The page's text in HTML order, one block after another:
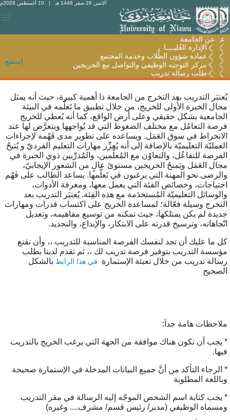
الإثنين 26 صفر 1448 هـ | 10 أغسطس 2026م
عن الجامعة
الإدارة العُليــــا
عمادة شؤون الطُّلاب وخدمة المجتمع
مركز التوجيه الوظيفي والتواصل مع الخريجين
طلب رسالة تدريب
عن الجامعة
الإدارة العُليــــا
عمادة شؤون الطُّلاب وخدمة المجتمع
مركز التوجيه الوظيفي والتواصل مع الخريجين
طلب رسالة تدريب
اِستمع
التدريب بعد التخرج من الجامعة ذا أهمية كبيرة، حيث أنه يمثل
الخبرة الأُولى للخريج، من خلال تطبيق ما تَعلَّمه في البيئة
بشكل حقيقي وعلى أرض الواقع، كما أنه يُعطي للخريج
التعامُل مع مختلف الضغوط التي قد يُواجهها ويتعرَّض لها عند
في سوق العَمَل. ويساعده على تطوير مدى فَهْمه لإجراءات
التعليميّة بالإضافة إلى أنه يُعزِّز مهارات التعليم الفرديّ و يُتيحُ
للتفاعُل، والتعاوُن مع المُعلِّمين، والمُدرِّبين ذوي الخبرة في
العَمَل ويَمنحُ الخريجين مستوىً عالٍ من الشعور الإيجابيّ،
نحو المهنة التي يرغبون في تَعلُّمها. يساعد الطالب على فَهْم
وخصائص الفئة التي يعمل معها، ومعرفة الأدوات،
التعليميّة المُستخدَمة مع هذه الفِئة. يُعتبَر التدريب بعد
وسيلة فعّالة؛ لمساعدة الخريج على اكتساب قدرات ومهارات
لم يكن يمتلكها، حيث تمكنه من توسيع مفاهيمه، وتعديل
وترسيخ قدرته على الابتكار، والإبداع، والتجديد.
ما عليك أن تجد لنفسك الفرصة المناسبة للتدريب ،، وأن تقنع
التدريب بتوفير فرصة تدريب لك ،، ثم تقدم لدينا بطلب
تدريب من خلال تعبئة الإستمارةفي هذا الرابطبالشكل
هامة جداَ:
يجب أن تكون هناك موافقة من الجهة التي يرغب الخريج بالتدريب
الرجاء التأكد من أنَّ جميع البيانات المدخلة في الإستمارة صحيحة
المطلوبة
يجب كتابة اسم الشخص الموجّه إليه الرسالة في مقر التدريب
الوظيفي (مدير/ رئيس قسم/ مشرف.... وغيره)